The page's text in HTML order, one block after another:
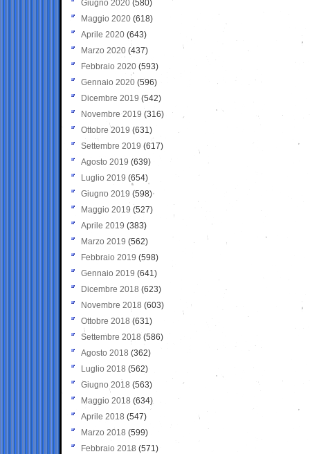
Giugno 2020 (580)
Maggio 2020 (618)
Aprile 2020 (643)
Marzo 2020 (437)
Febbraio 2020 (593)
Gennaio 2020 (596)
Dicembre 2019 (542)
Novembre 2019 (316)
Ottobre 2019 (631)
Settembre 2019 (617)
Agosto 2019 (639)
Luglio 2019 (654)
Giugno 2019 (598)
Maggio 2019 (527)
Aprile 2019 (383)
Marzo 2019 (562)
Febbraio 2019 (598)
Gennaio 2019 (641)
Dicembre 2018 (623)
Novembre 2018 (603)
Ottobre 2018 (631)
Settembre 2018 (586)
Agosto 2018 (362)
Luglio 2018 (562)
Giugno 2018 (563)
Maggio 2018 (634)
Aprile 2018 (547)
Marzo 2018 (599)
Febbraio 2018 (571)